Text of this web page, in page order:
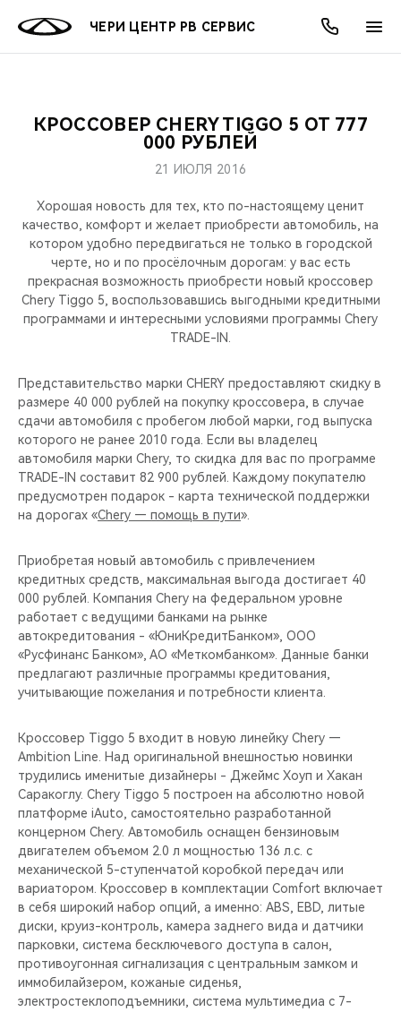
ЧЕРИ ЦЕНТР РВ СЕРВИС
МОДЕЛИ
КРОССОВЕРЫ
СЕДАНЫ
ПОКУПАТЕЛЯМ
КРЕДИТ И СТРАХОВАНИЕ
ВЛАДЕЛЬЦАМ
ЗАПЧАСТИ И АКСЕССУАРЫ
ПОДДЕРЖКА
МИР CHERY
О БРЕНДЕ
CHERY В СОЦСЕТЯХ
CHERY REMOTE
CHERY И СПОРТ
НАШИ МЕРОПРИЯТИЯ
CHERY ДЛЯ ДЕТЕЙ
АКЦИИ
ОНЛАЙН СЕРВИСЫ
КРЕДИТ
О КОМПАНИИ
МЫ В СОЦСЕТЯХ
КРОССОВЕР CHERY TIGGO 5 ОТ 777
000 РУБЛЕЙ
21 ИЮЛЯ 2016
Хорошая новость для тех, кто по-настоящему ценит
качество, комфорт и желает приобрести автомобиль, на
котором удобно передвигаться не только в городской
черте, но и по просёлочным дорогам: у вас есть
прекрасная возможность приобрести новый кроссовер
Chery Tiggo 5, воспользовавшись выгодными кредитными
программами и интересными условиями программы Chery
TRADE-IN.
Представительство марки CHERY предоставляют скидку в
размере 40 000 рублей на покупку кроссовера, в случае
сдачи автомобиля с пробегом любой марки, год выпуска
которого не ранее 2010 года. Если вы владелец
автомобиля марки Chery, то скидка для вас по программе
TRADE-IN составит 82 900 рублей. Каждому покупателю
предусмотрен подарок - карта технической поддержки
на дорогах «Chery — помощь в пути».
Приобретая новый автомобиль с привлечением
кредитных средств, максимальная выгода достигает 40
000 рублей. Компания Chery на федеральном уровне
работает с ведущими банками на рынке
автокредитования - «ЮниКредитБанком», ООО
«Русфинанс Банком», АО «Меткомбанком». Данные банки
предлагают различные программы кредитования,
учитывающие пожелания и потребности клиента.
Кроссовер Tiggo 5 входит в новую линейку Chery —
Ambition Line. Над оригинальной внешностью новинки
трудились именитые дизайнеры - Джеймс Хоуп и Хакан
Саракоглу. Chery Tiggo 5 построен на абсолютно новой
платформе iAuto, самостоятельно разработанной
концерном Chery. Автомобиль оснащен бензиновым
двигателем объемом 2.0 л мощностью 136 л.с. с
механической 5-ступенчатой коробкой передач или
вариатором. Кроссовер в комплектации Comfort включает
в себя широкий набор опций, а именно: ABS, EBD, литые
диски, круиз-контроль, камера заднего вида и датчики
парковки, система бесключевого доступа в салон,
противоугонная сигнализация с центральным замком и
иммобилайзером, кожаные сиденья,
электростеклоподъемники, система мультимедиа с 7-